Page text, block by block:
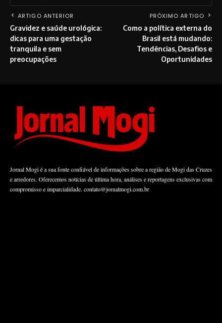
ARTIGO ANTERIOR
Gravidez e saúde urológica:
dicas para uma gestação
tranquila e sem
preocupações
PRÓXIMO ARTIGO
Como a política externa do
Brasil está mudando:
Tendências, Desafios e
Oportunidades
Jornal Mogi é a sua fonte confiável de informações sobre a região de Mogi das Cruzes
e arredores. Oferecemos notícias de última hora, análises e reportagens exclusivas com
compromisso e imparcialidade. contato@jornalmogi.com.br